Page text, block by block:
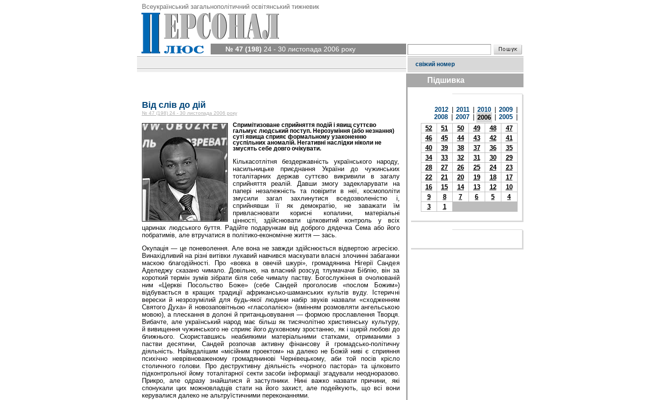
Всеукраїнський загальнополітичний освітянський тижневик
№ 47 (198) 24 - 30 листопада 2006 року
свіжий номер
Від слів до дій
№ 47 (198) 24 - 30 листопада 2006 року
Спримітизоване сприйняття подій і явищ суттєво
гальмує людський поступ. Нерозуміння (або незнання)
суті явища сприяє формальному узаконенню
суспільних аномалій. Негативні наслідки ніколи не
змусять себе довго очікувати.
Кількасотлітня бездержавність українського народу,
насильницьке приєднання України до чужинських
тоталітарних держав суттєво викривили в загалу
сприйняття реалій. Давши змогу задекларувати на
папері незалежність та повірити в неї, космополіти
змусили загал захлинутися вседозволеністю і,
сприйнявши її як демократію, не заважати їм
привласнювати корисні копалини, матеріальні
цінності, здійснювати цілковитий контроль у всіх
царинах людського буття. Радійте подарункам від доброго дядечка Сема або його
побратимів, але втручатися в політико-економічне життя — зась.
Окупація — це поневолення. Але вона не завжди здійснюється відвертою агресією.
Винахідливий на різні витівки лукавий навчився маскувати власні злочинні забаганки
маскою благодійності. Про «вовка в овечій шкурі», громадянина Нігерії Сандея
Аделеджу сказано чимало. Довільно, на власний розсуд тлумачачи Біблію, він за
короткий термін зумів зібрати біля себе чималу паству. Богослужіння в очолюваній
ним «Церкві Посольство Боже» (себе Сандей проголосив «послом Божим»)
відбувається в кращих традиції африкансько-шаманських культів вуду. Істеричні
верески й незрозумілий для будь-якої людини набір звуків назвали «сходженням
Святого Духа» й новозаповітньою «гласолалією» (вмінням розмовляти ангельською
мовою), а плескання в долоні й пританцьовування — формою прославлення Творця.
Вибачте, але український народ має більш як тисячолітню християнську культуру,
й вивищення чужинського не сприяє його духовному зростанню, як і щирій любові до
ближнього. Скориставшись неабиякими матеріальними статками, отриманими з
пастви десятини, Сандей розпочав активну фінансову й громадсько-політичну
діяльність. Найвдалішим «місійним проектом» на далеко не Божій ниві є сприяння
психічно неврівноваженому громадянинові Чернівецькому, аби той посів крісло
столичного голови. Про деструктивну діяльність «чорного пастора» та цілковито
підконтрольної йому тоталітарної секти засоби інформації згадували неодноразово.
Прикро, але одразу знайшлися й заступники. Нині важко назвати причини, які
спонукали цих можновладців стати на його захист, але подейкують, що всі вони
керувалися далеко не альтруїстичними переконаннями.
Підшивка
2012 2011 2010 2009
2008
2007 2006 2005
52
51 50 49 48
47
46
45 44 43 42
41
40
39 38 37 36
35
34
33 32 31 30
29
28
27 26 25 24
23
22
21 20 19 18
17
16
15 14 13 12
10
9
8 7 6 5
4
3
1